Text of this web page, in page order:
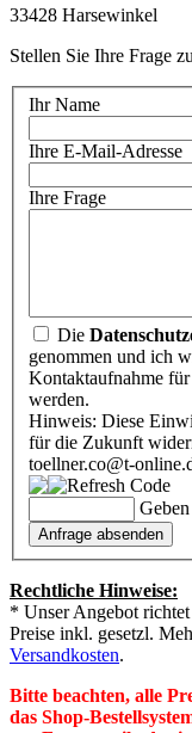
33428 Harsewinkel
Stellen Sie Ihre Frage
Ihr Name
Ihre E-Mail-Adresse
Ihre Frage
Die
genommen und ich
Kontaktaufnahme
werden.
Hinweis: Diese
für die Zukunft
toellner.co@t-
Rechtliche Hinweise:
* Unser Angebot
Preise inkl. gesetzl.
Versandkosten.
Bitte beachten, alle
das Shop-